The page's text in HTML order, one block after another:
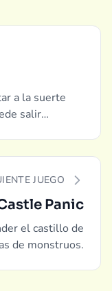
a la suerte
salir
JUEGO
Panic
el castillo de
de monstruos.